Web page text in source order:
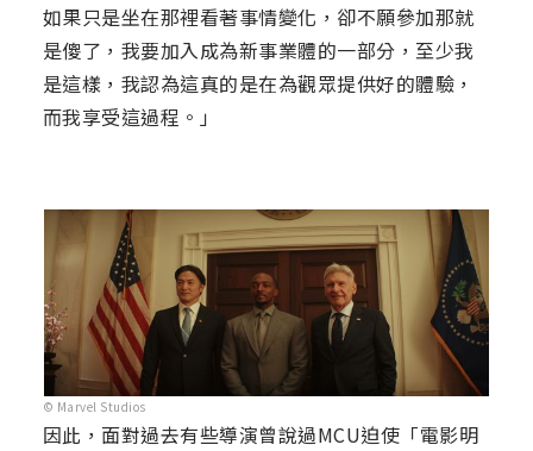
如果只是坐在那裡看著事情變化，卻不願參加那就
是傻了，我要加入成為新事業體的一部分，至少我
是這樣，我認為這真的是在為觀眾提供好的體驗，
而我享受這過程。」
© Marvel Studios
因此，面對過去有些導演曾說過MCU迫使「電影明